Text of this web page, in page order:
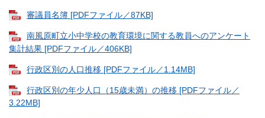
審議員名簿 [PDFファイル／87KB]
南風原町立小中学校の教育環境に関する教員へのアンケート
集計結果 [PDFファイル／406KB]
行政区別の人口推移 [PDFファイル／1.14MB]
行政区別の年少人口（15歳未満）の推移 [PDFファイル／
3.22MB]